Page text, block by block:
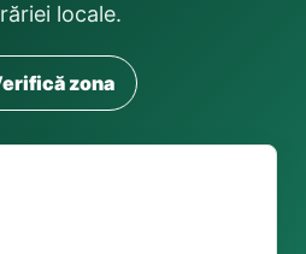
locale.
zona